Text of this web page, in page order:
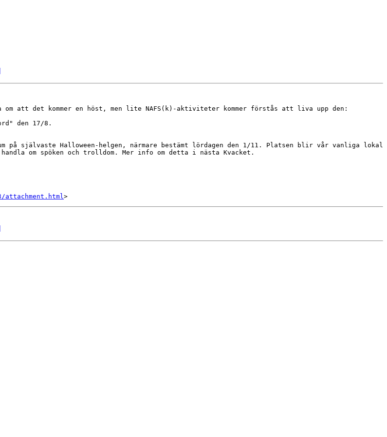
att det kommer en höst, men lite NAFS(k)-aktiviteter kommer förstås att liva upp den:
på självaste Halloween-helgen, närmare bestämt lördagen den 1/11. Platsen blir vår vanliga lokal
om spöken och trolldom. Mer info om detta i nästa Kvacket.
attachment.html